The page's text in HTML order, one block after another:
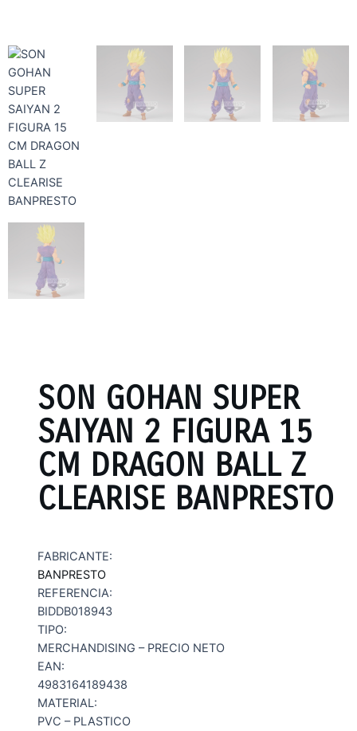
SON GOHAN SUPER
SAIYAN 2 FIGURA 15
CM DRAGON BALL Z
CLEARISE BANPRESTO
FABRICANTE:
BANPRESTO
REFERENCIA:
BIDDB018943
TIPO:
MERCHANDISING – PRECIO NETO
EAN:
4983164189438
MATERIAL:
PVC – PLASTICO